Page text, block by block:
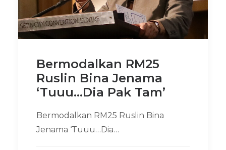
Bermodalkan RM25
Ruslin Bina Jenama
‘Tuuu…Dia Pak Tam’
Bermodalkan RM25 Ruslin Bina
Jenama ‘Tuuu…Dia…